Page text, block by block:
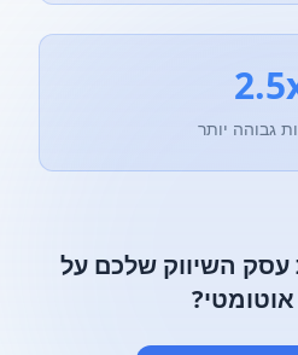
גבוהה יותר
עסק השיווק שלכם על